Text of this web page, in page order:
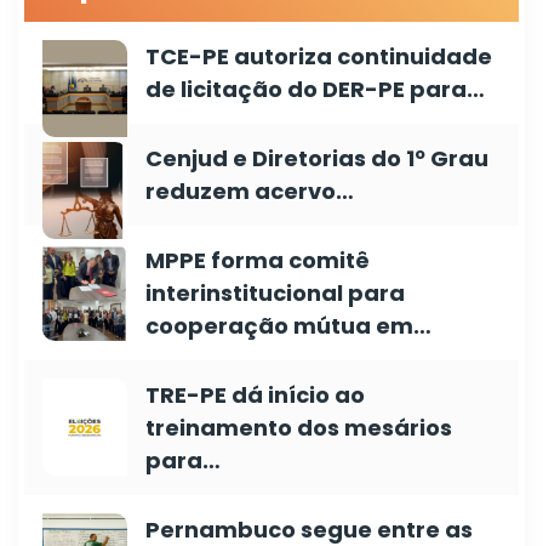
TCE-PE autoriza continuidade
de licitação do DER-PE para…
Cenjud e Diretorias do 1º Grau
reduzem acervo…
MPPE forma comitê
interinstitucional para
cooperação mútua em…
TRE-PE dá início ao
treinamento dos mesários
para…
Pernambuco segue entre as